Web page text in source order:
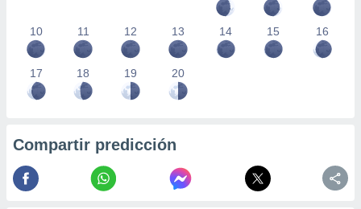
10 11 12 13 14 15 16
17 18 19 20
Compartir predicción